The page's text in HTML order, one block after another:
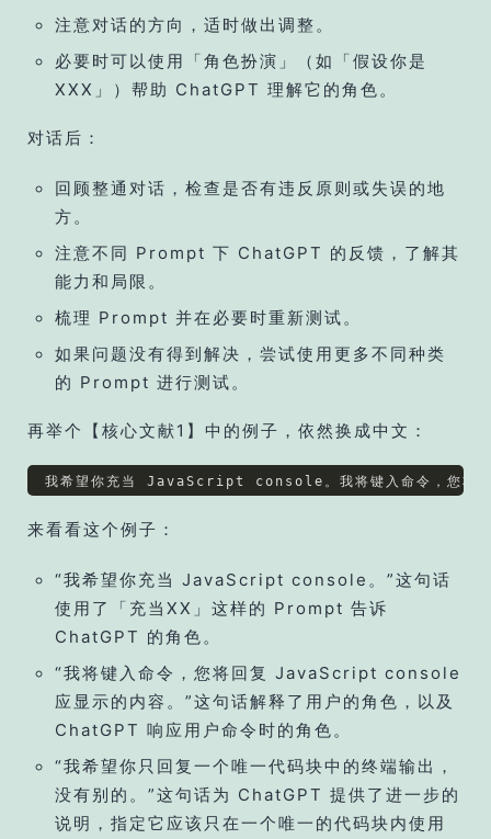
注意对话的方向，适时做出调整。
必要时可以使用「角色扮演」（如「假设你是
XXX」）帮助 ChatGPT 理解它的角色。
对话后：
回顾整通对话，检查是否有违反原则或失误的地
方。
注意不同 Prompt 下 ChatGPT 的反馈，了解其
能力和局限。
梳理 Prompt 并在必要时重新测试。
如果问题没有得到解决，尝试使用更多不同种类
的 Prompt 进行测试。
再举个【核心文献1】中的例子，依然换成中文：
来看看这个例子：
“我希望你充当 JavaScript console。”这句话
使用了「充当XX」这样的 Prompt 告诉
ChatGPT 的角色。
“我将键入命令，您将回复 JavaScript console
应显示的内容。”这句话解释了用户的角色，以及
ChatGPT 响应用户命令时的角色。
“我希望你只回复一个唯一代码块中的终端输出，
没有别的。”这句话为 ChatGPT 提供了进一步的
说明，指定它应该只在一个唯一的代码块内使用